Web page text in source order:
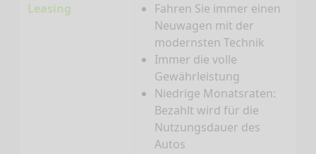
Leasing
Fahren Sie immer einen
Neuwagen mit der
modernsten Technik
Immer die volle
Gewährleistung
Niedrige Monatsraten:
Bezahlt wird für die
Nutzungsdauer des
Autos